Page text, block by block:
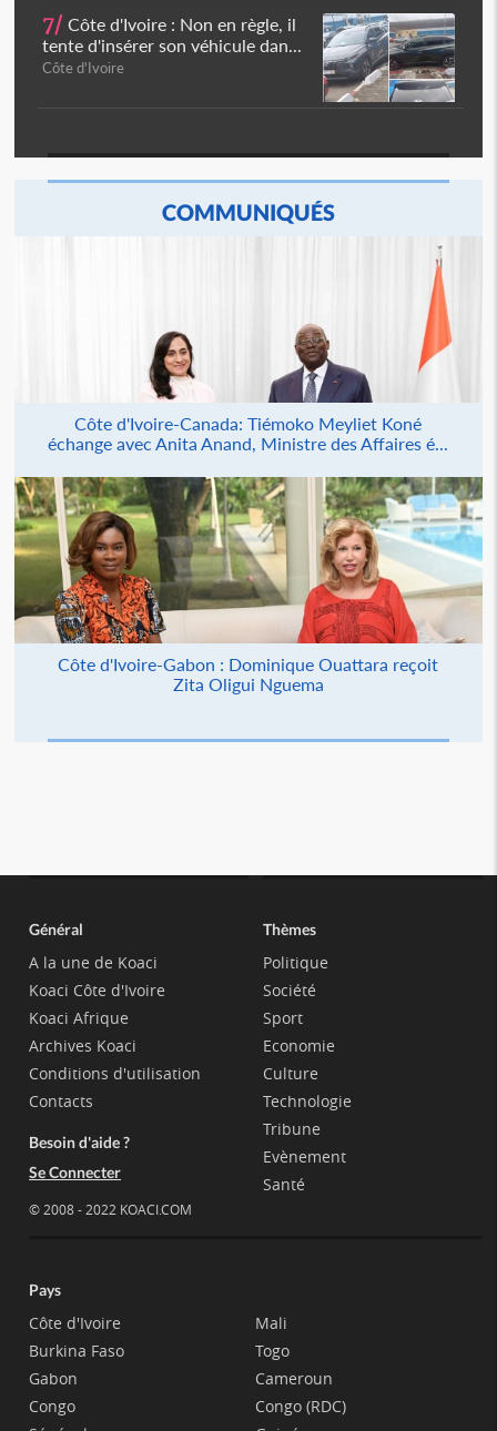
7/ Côte d'Ivoire : Non en règle, il
tente d'insérer son véhicule dan...
Côte d'Ivoire
COMMUNIQUÉS
Côte d'Ivoire-Canada: Tiémoko Meyliet Koné
échange avec Anita Anand, Ministre des Affaires é...
Côte d'Ivoire-Gabon : Dominique Ouattara reçoit
Zita Oligui Nguema
Général
A la une de Koaci
Koaci Côte d'Ivoire
Koaci Afrique
Archives Koaci
Conditions d'utilisation
Contacts
Besoin d'aide ?
Se Connecter
© 2008 - 2022 KOACI.COM
Thèmes
Politique
Société
Sport
Economie
Culture
Technologie
Tribune
Evènement
Santé
Pays
Côte d'Ivoire
Burkina Faso
Gabon
Congo
Mali
Togo
Cameroun
Congo (RDC)